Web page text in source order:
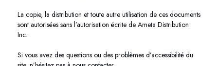
La copie, la distribution et toute autre utilisation de ces documents
sont autorisées sans l’autorisation écrite de Ameta Distribution
Inc..
Si vous avez des questions ou des problèmes d’accessibilité du